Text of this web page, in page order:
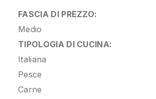
FASCIA DI PREZZO:
Medio
TIPOLOGIA DI CUCINA:
Italiana
Pesce
Carne